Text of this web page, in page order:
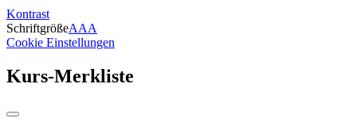
Kontrast
SchriftgrößeAAA
Cookie Einstellungen
Kurs-Merkliste